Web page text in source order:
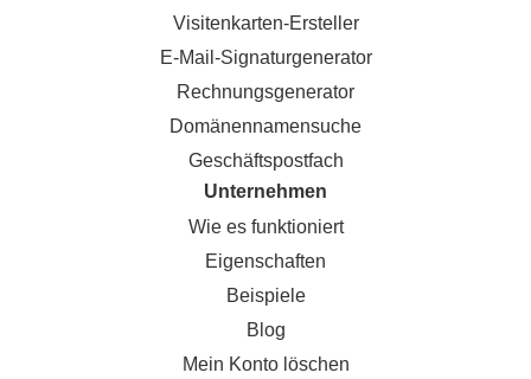
Visitenkarten-Ersteller
E-Mail-Signaturgenerator
Rechnungsgenerator
Domänennamensuche
Geschäftspostfach
Unternehmen
Wie es funktioniert
Eigenschaften
Beispiele
Blog
Mein Konto löschen